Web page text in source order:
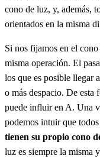
cono de luz, y, además,
orientados en la misma
Si nos fijamos en el
misma operación. El
los que es posible llegar
o más despacio. De esta
puede influir en A. Una
podemos intuir que
tienen su propio cono
luz es siempre la misma